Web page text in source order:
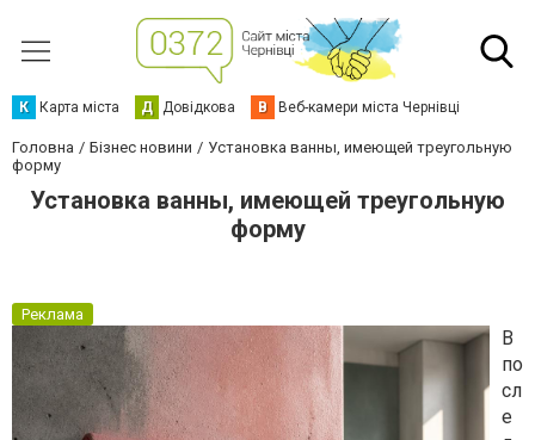
К Карта міста Д Довідкова В Веб-камери міста Чернівці
Головна Бізнес новини
Установка ванны, имеющей треугольную
форму
Установка ванны, имеющей треугольную
форму
Реклама
В
по
сл
е